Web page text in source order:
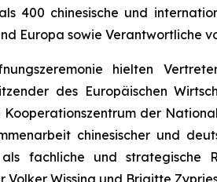
400 chinesische und
Europa sowie Verantwortliche
hielten
des Europäischen
der
chinesischer und
als fachliche und strategische